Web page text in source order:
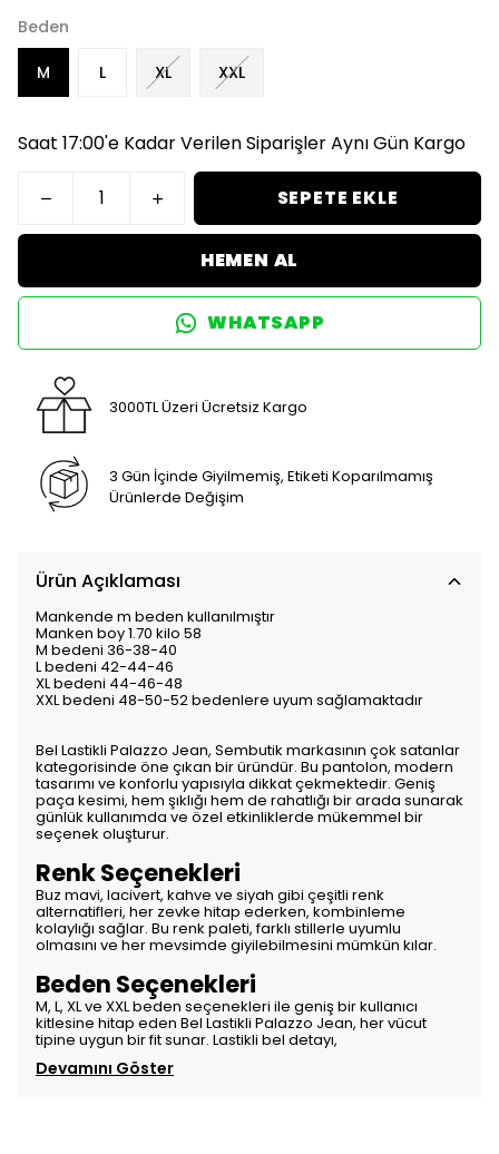
Beden
M L XL XXL
Saat 17:00'e Kadar Verilen Siparişler Aynı Gün Kargo
SEPETE EKLE
HEMEN AL
WHATSAPP
3000TL Üzeri Ücretsiz Kargo
3 Gün İçinde Giyilmemiş, Etiketi Koparılmamış
Ürünlerde Değişim
Ürün Açıklaması
Mankende m beden kullanılmıştır
Manken boy 1.70 kilo 58
M bedeni 36-38-40
L bedeni 42-44-46
XL bedeni 44-46-48
XXL bedeni 48-50-52 bedenlere uyum sağlamaktadır
Bel Lastikli Palazzo Jean, Sembutik markasının çok satanlar
kategorisinde öne çıkan bir üründür. Bu pantolon, modern
tasarımı ve konforlu yapısıyla dikkat çekmektedir. Geniş
paça kesimi, hem şıklığı hem de rahatlığı bir arada sunarak
günlük kullanımda ve özel etkinliklerde mükemmel bir
seçenek oluşturur.
Renk Seçenekleri
Buz mavi, lacivert, kahve ve siyah gibi çeşitli renk
alternatifleri, her zevke hitap ederken, kombinleme
kolaylığı sağlar. Bu renk paleti, farklı stillerle uyumlu
olmasını ve her mevsimde giyilebilmesini mümkün kılar.
Beden Seçenekleri
M, L, XL ve XXL beden seçenekleri ile geniş bir kullanıcı
kitlesine hitap eden Bel Lastikli Palazzo Jean, her vücut
tipine uygun bir fit sunar. Lastikli bel detayı,
Devamını Göster